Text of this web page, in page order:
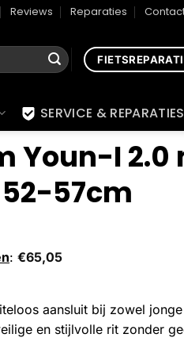
Reviews Reparaties
SERVICE & REPARATIES
Youn-I 2.0
57cm
: €65,05
aansluit bij zowel
en stijlvolle rit zonder